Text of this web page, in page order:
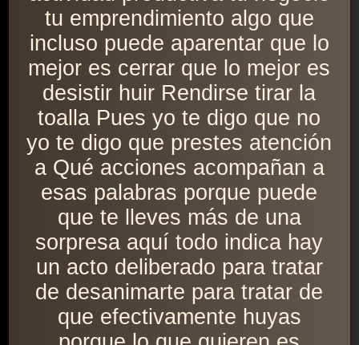
tu emprendimiento algo que
incluso puede aparentar que lo
mejor es cerrar que lo mejor es
desistir huir Rendirse tirar la
toalla Pues yo te digo que no
yo te digo que prestes atención
a Qué acciones acompañan a
esas palabras porque puede
que te lleves más de una
sorpresa aquí todo indica hay
un acto deliberado para tratar
de desanimarte para tratar de
que efectivamente huyas